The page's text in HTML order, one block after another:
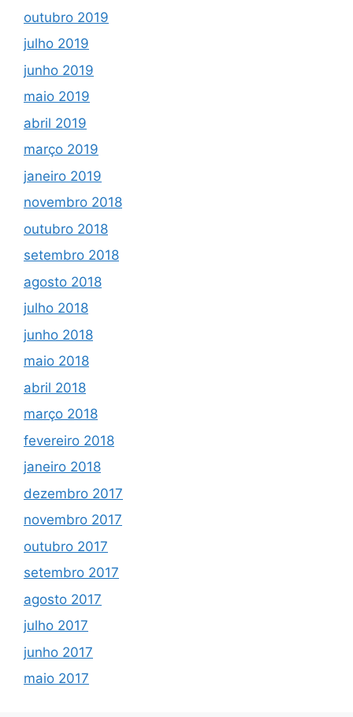
outubro 2019
julho 2019
junho 2019
maio 2019
abril 2019
março 2019
janeiro 2019
novembro 2018
outubro 2018
setembro 2018
agosto 2018
julho 2018
junho 2018
maio 2018
abril 2018
março 2018
fevereiro 2018
janeiro 2018
dezembro 2017
novembro 2017
outubro 2017
setembro 2017
agosto 2017
julho 2017
junho 2017
maio 2017